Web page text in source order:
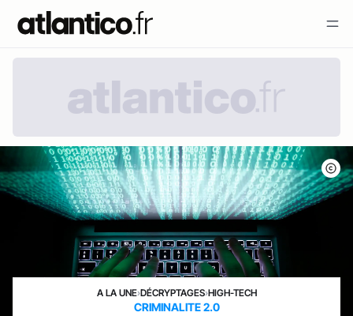
A LA UNE›DÉCRYPTAGES›HIGH-TECH
CRIMINALITE 2.0